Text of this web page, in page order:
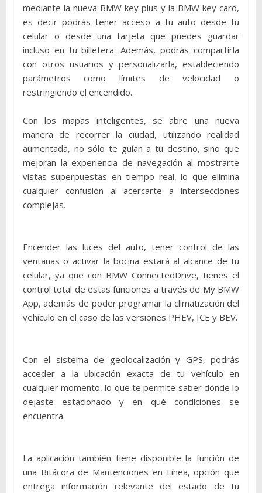
mediante la nueva BMW key plus y la BMW key card,
es decir podrás tener acceso a tu auto desde tu
celular o desde una tarjeta que puedes guardar
incluso en tu billetera. Además, podrás compartirla
con otros usuarios y personalizarla, estableciendo
parámetros como límites de velocidad o
restringiendo el encendido.
Con los mapas inteligentes, se abre una nueva
manera de recorrer la ciudad, utilizando realidad
aumentada, no sólo te guían a tu destino, sino que
mejoran la experiencia de navegación al mostrarte
vistas superpuestas en tiempo real, lo que elimina
cualquier confusión al acercarte a intersecciones
complejas.
Encender las luces del auto, tener control de las
ventanas o activar la bocina estará al alcance de tu
celular, ya que con BMW ConnectedDrive, tienes el
control total de estas funciones a través de My BMW
App, además de poder programar la climatización del
vehículo en el caso de las versiones PHEV, ICE y BEV.
Con el sistema de geolocalización y GPS, podrás
acceder a la ubicación exacta de tu vehículo en
cualquier momento, lo que te permite saber dónde lo
dejaste estacionado y en qué condiciones se
encuentra.
La aplicación también tiene disponible la función de
una Bitácora de Mantenciones en Línea, opción que
entrega información relevante del estado de tu